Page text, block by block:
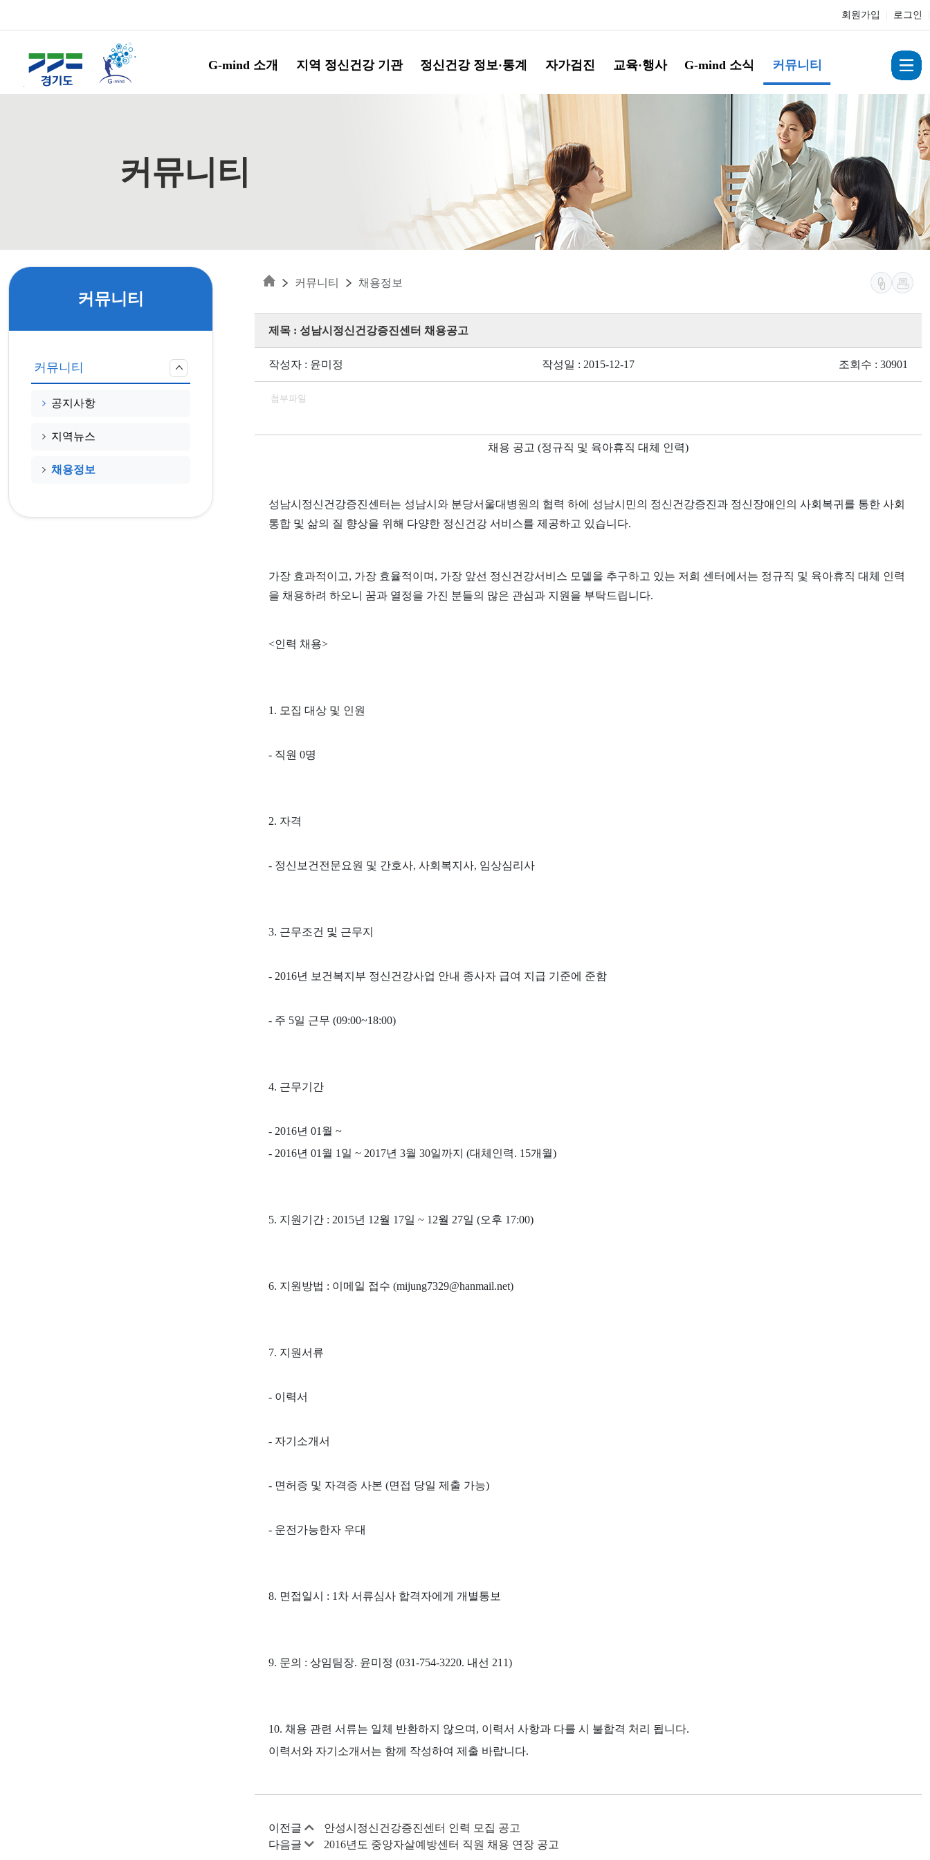
회원가입 로그인
G-mind 소개 지역 정신건강 기관 정신건강 정보·통계 자가검진 교육·행사 G-mind 소식 커뮤니티
커뮤니티
커뮤니티
커뮤니티
공지사항
지역뉴스
채용정보
커뮤니티 채용정보
제목 : 성남시정신건강증진센터 채용공고
작성자 : 윤미정 작성일 : 2015-12-17 조회수 : 30901
첨부파일
채용 공고 (정규직 및 육아휴직 대체 인력)
성남시정신건강증진센터는 성남시와 분당서울대병원의 협력 하에 성남시민의 정신건강증진과 정신장애인의 사회복귀를 통한 사회
통합 및 삶의 질 향상을 위해 다양한 정신건강 서비스를 제공하고 있습니다.
가장 효과적이고, 가장 효율적이며, 가장 앞선 정신건강서비스 모델을 추구하고 있는 저희 센터에서는 정규직 및 육아휴직 대체 인력
을 채용하려 하오니 꿈과 열정을 가진 분들의 많은 관심과 지원을 부탁드립니다.
<인력 채용>
1. 모집 대상 및 인원
- 직원 0명
2. 자격
- 정신보건전문요원 및 간호사, 사회복지사, 임상심리사
3. 근무조건 및 근무지
- 2016년 보건복지부 정신건강사업 안내 종사자 급여 지급 기준에 준함
- 주 5일 근무 (09:00~18:00)
4. 근무기간
- 2016년 01월 ~
- 2016년 01월 1일 ~ 2017년 3월 30일까지 (대체인력. 15개월)
5. 지원기간 : 2015년 12월 17일 ~ 12월 27일 (오후 17:00)
6. 지원방법 : 이메일 접수 (mijung7329@hanmail.net)
7. 지원서류
- 이력서
- 자기소개서
- 면허증 및 자격증 사본 (면접 당일 제출 가능)
- 운전가능한자 우대
8. 면접일시 : 1차 서류심사 합격자에게 개별통보
9. 문의 : 상임팀장. 윤미정 (031-754-3220. 내선 211)
10. 채용 관련 서류는 일체 반환하지 않으며, 이력서 사항과 다를 시 불합격 처리 됩니다.
이력서와 자기소개서는 함께 작성하여 제출 바랍니다.
이전글
안성시정신건강증진센터 인력 모집 공고
다음글
2016년도 중앙자살예방센터 직원 채용 연장 공고